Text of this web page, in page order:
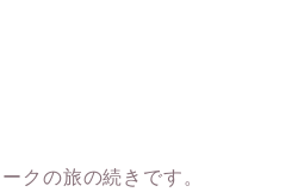
クの旅の続きです。